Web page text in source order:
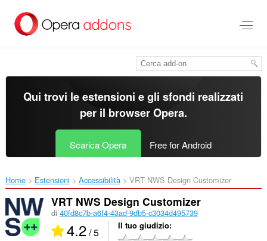
contenuto
Qui trovi le estensioni e gli sfondi realizzati
per il browser Opera.
Scarica Opera Free for Android
Home Estensioni Accessibilità VRT NWS Design Customizer‎
VRT NWS Design Customizer
di 40fd8c7b-a6f4-43ad-9db5-c3034d495739
4.2/ 5 Il tuo giudizio